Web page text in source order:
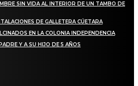
SIN VIDA AL INTERIOR DE UN TAMBO DE
DE GALLETERA CÚETARA
EN LA COLONIA INDEPENDENCIA
Y A SU HIJO DE 5 AÑOS